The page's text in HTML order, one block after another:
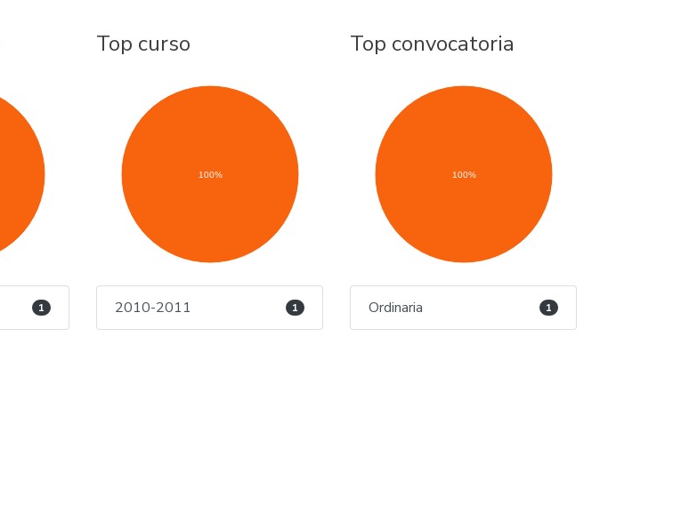
1
Top curso
100%
2010-2011 1
Top convocatoria
100%
Ordinaria 1